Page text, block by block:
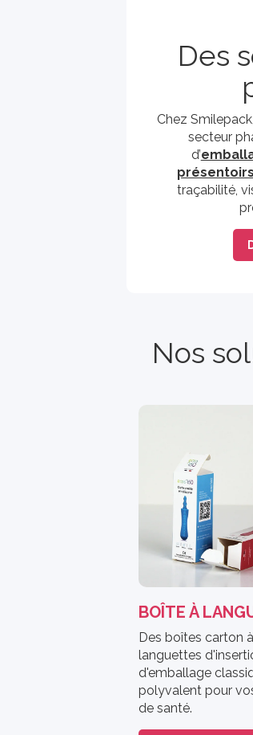
Des
Chez
secteur
d’
traçabilité,
Nos
BOÎTE À
Des boîtes carton à
languettes
d'emballage
polyvalent pour
de santé.